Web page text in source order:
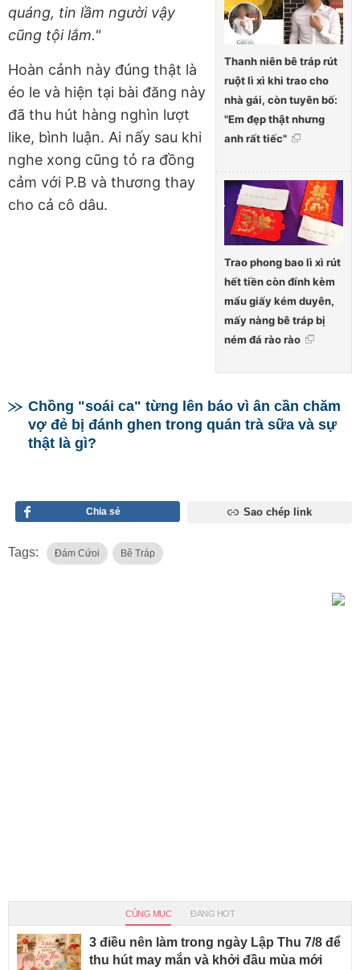
Thanh niên bê tráp rút
ruột lì xì khi trao cho
nhà gái, còn tuyên bố:
"Em đẹp thật nhưng
anh rất tiếc"
Trao phong bao lì xì rút
hết tiền còn đính kèm
mẩu giấy kém duyên,
mấy nàng bê tráp bị
ném đá rào rào
quáng, tin lầm người vậy
cũng tội lắm."
Hoàn cảnh này đúng thật là
éo le và hiện tại bài đăng này
đã thu hút hàng nghìn lượt
like, bình luận. Ai nấy sau khi
nghe xong cũng tỏ ra đồng
cảm với P.B và thương thay
cho cả cô dâu.
Chồng "soái ca" từng lên báo vì ân cần chăm
vợ đẻ bị đánh ghen trong quán trà sữa và sự
thật là gì?
Chia sẻ Sao chép link
Tags: Đám Cứoi Bê Tráp
CÙNG MỤC ĐANG HOT
3 điều nên làm trong ngày Lập Thu 7/8 để
thu hút may mắn và khởi đầu mùa mới